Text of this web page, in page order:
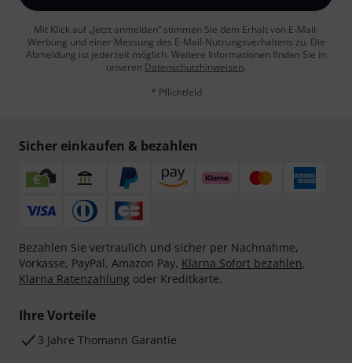
Mit Klick auf „Jetzt anmelden“ stimmen Sie dem Erhalt von E-Mail-
Werbung und einer Messung des E-Mail-Nutzungsverhaltens zu. Die
Abmeldung ist jederzeit möglich. Weitere Informationen finden Sie in
unseren Datenschutzhinweisen.
* Pflichtfeld
Sicher einkaufen & bezahlen
Bezahlen Sie vertraulich und sicher per Nachnahme,
Vorkasse, PayPal, Amazon Pay, Klarna Sofort bezahlen,
Klarna Ratenzahlung oder Kreditkarte.
Ihre Vorteile
3 Jahre Thomann Garantie